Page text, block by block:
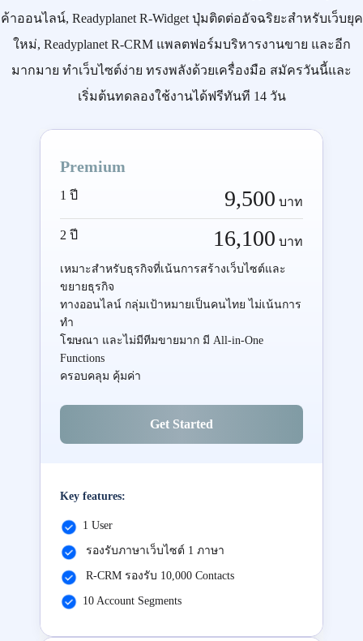
ค้าออนไลน์, Readyplanet R-Widgetปุ่มติดต่ออัจฉริยะสำหรับเว็บยุค
ใหม่, Readyplanet R-CRMแพลตฟอร์มบริหารงานขาย และอีก
มากมาย ทำเว็บไซต์ง่าย ทรงพลังด้วยเครื่องมือ สมัครวันนี้และ
เริ่มต้นทดลองใช้งานได้ฟรีทันที 14 วัน
Premium
1 ปี 9,500 บาท
2 ปี 16,100 บาท
เหมาะสำหรับธุรกิจที่เน้นการสร้างเว็บไซต์และ
ขยายธุรกิจ
ทางออนไลน์ กลุ่มเป้าหมายเป็นคนไทย ไม่เน้นการ
ทำ
โฆษณา และไม่มีทีมขายมาก มี All-in-One
Functions
ครอบคลุม คุ้มค่า
Get Started
Key features:
1 User
รองรับภาษาเว็บไซต์ 1 ภาษา
R-CRM รองรับ 10,000 Contacts
10 Account Segments